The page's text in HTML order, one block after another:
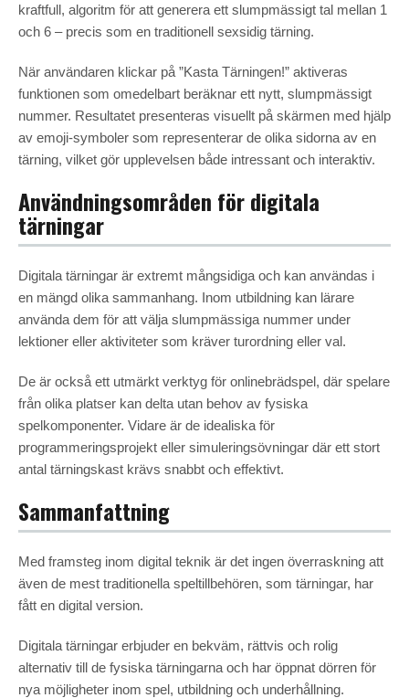
kraftfull, algoritm för att generera ett slumpmässigt tal mellan 1
och 6 – precis som en traditionell sexsidig tärning.
När användaren klickar på ”Kasta Tärningen!” aktiveras
funktionen som omedelbart beräknar ett nytt, slumpmässigt
nummer. Resultatet presenteras visuellt på skärmen med hjälp
av emoji-symboler som representerar de olika sidorna av en
tärning, vilket gör upplevelsen både intressant och interaktiv.
Användningsområden för digitala
tärningar
Digitala tärningar är extremt mångsidiga och kan användas i
en mängd olika sammanhang. Inom utbildning kan lärare
använda dem för att välja slumpmässiga nummer under
lektioner eller aktiviteter som kräver turordning eller val.
De är också ett utmärkt verktyg för onlinebrädspel, där spelare
från olika platser kan delta utan behov av fysiska
spelkomponenter. Vidare är de idealiska för
programmeringsprojekt eller simuleringsövningar där ett stort
antal tärningskast krävs snabbt och effektivt.
Sammanfattning
Med framsteg inom digital teknik är det ingen överraskning att
även de mest traditionella speltillbehören, som tärningar, har
fått en digital version.
Digitala tärningar erbjuder en bekväm, rättvis och rolig
alternativ till de fysiska tärningarna och har öppnat dörren för
nya möjligheter inom spel, utbildning och underhållning.